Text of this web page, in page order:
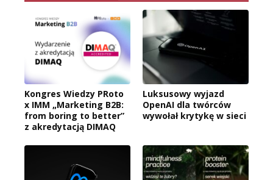
Kongres Wiedzy PRoto
x IMM „Marketing B2B:
from boring to better”
z akredytacją DIMAQ
Luksusowy wyjazd
OpenAI dla twórców
wywołał krytykę w sieci